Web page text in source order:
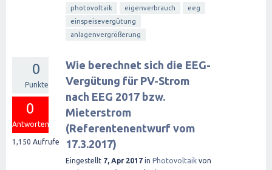
photovoltaik eigenverbrauch
eeg
einspeisevergütung
anlagenvergrößerung
0
Punkte
0
Antworten
1,150 Aufrufe
Wie berechnet sich die EEG-
Vergütung für PV-Strom
nach EEG 2017 bzw.
Mieterstrom
(Referentenentwurf vom
17.3.2017)
Eingestellt 7, Apr 2017 in Photovoltaik von